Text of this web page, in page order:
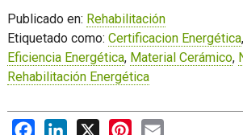
Publicado en: Rehabilitación
Etiquetado como: Certificacion Energética,
Eficiencia Energética, Material Cerámico,
Rehabilitación Energética
FacebookLinkedIn
X PinterestEmail